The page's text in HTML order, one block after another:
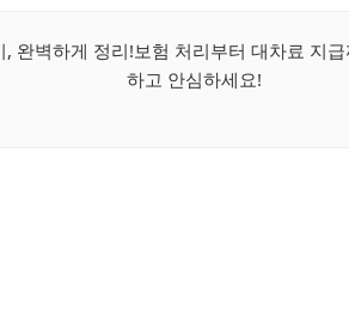
, 완벽하게 정리!보험 처리부터 대차료 지
하고 안심하세요!